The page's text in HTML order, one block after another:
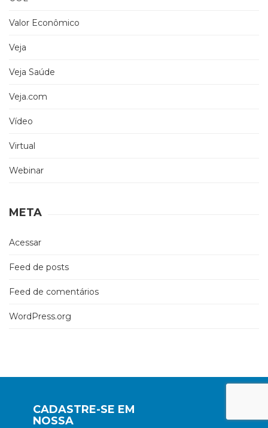
Valor Econômico
Veja
Veja Saúde
Veja.com
Vídeo
Virtual
Webinar
META
Acessar
Feed de posts
Feed de comentários
WordPress.org
CADASTRE-SE EM
NOSSA